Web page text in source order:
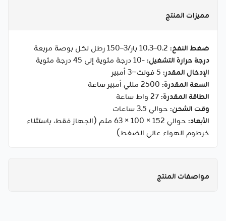
مميزات المنتج
ضغط النفخ: 0.2–10.3 بار/3–150 رطل لكل بوصة مربعة
درجة حرارة التشغيل: -10 درجة مئوية إلى 45 درجة مئوية
الإدخال المقدر: 5 فولت⎓3 أمبير
السعة المقدرة: 2500 مللي أمبير ساعة
الطاقة المقدرة: 27 واط ساعة
وقت الشحن: حوالي 3.5 ساعات
الأبعاد
: حوالي 152 × 100 × 63 ملم (الجهاز فقط، باستثناء
خرطوم الهواء عالي الضغط)
مواصفات المنتج